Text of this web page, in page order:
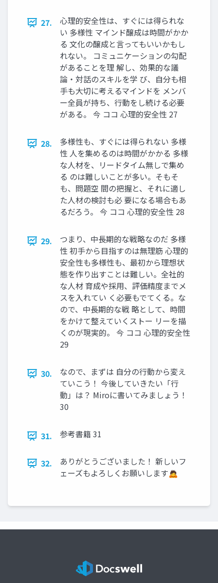
27.
心理的安全性は、すぐには得られな
い 多様性 マインド醸成は時間がかか
る 文化の醸成と言ってもいいかもし
れない。 コミュニケーションの勾配
があることを理 解し、効果的な議
論・対話のスキルを学 び、自分も相
手も大切に考えるマインドを メンバ
ー全員が持ち、行動をし続ける必要
がある。 今 ココ 心理的安全性 27
28.
多様性も、すぐには得られない 多様
性 人を集めるのは時間がかかる 多様
な人材を、リードタイム無しで集め
る のは難しいことが多い。そもそ
も、問題空 間の把握と、それに適し
た人材の検討も必 要になる場合もあ
るだろう。 今 ココ 心理的安全性 28
29.
つまり、中長期的な戦略なのだ 多様
性 初手から目指すのは無理筋 心理的
安全性も多様性も、最初から理想状
態を作り出すことは難しい。全社的
な人材 育成や採用、評価精度までメ
スを入れてい く必要もでてくる。な
ので、中長期的な戦 略として、時間
をかけて整えていくストー リーを描
くのが現実的。 今 ココ 心理的安全性
29
30.
なので、まずは 自分の行動から変え
ていこう！ 今後していきたい「行
動」は？ Miroに書いてみましょう！
30
31. 参考書籍 31
32.
ありがとうございました！ 新しいフ
ェーズもよろしくお願いします🙇